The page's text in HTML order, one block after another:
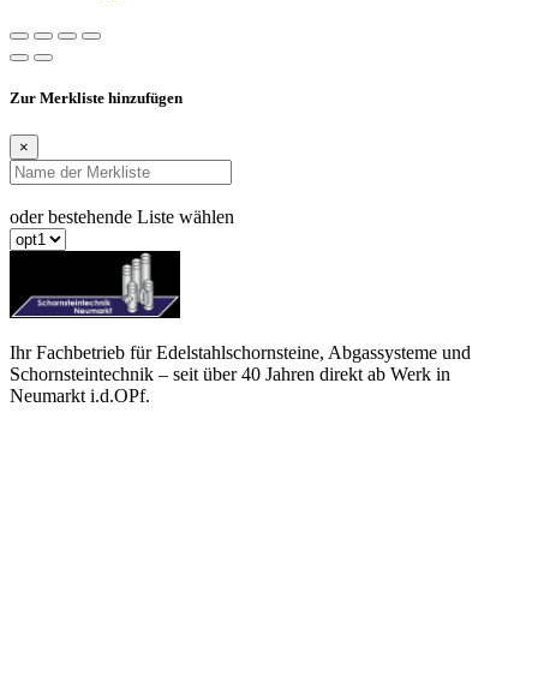
Zur Merkliste hinzufügen
×
oder bestehende Liste wählen
Ihr Fachbetrieb für Edelstahlschornsteine, Abgassysteme und
Schornsteintechnik – seit über 40 Jahren direkt ab Werk in
Neumarkt i.d.OPf.